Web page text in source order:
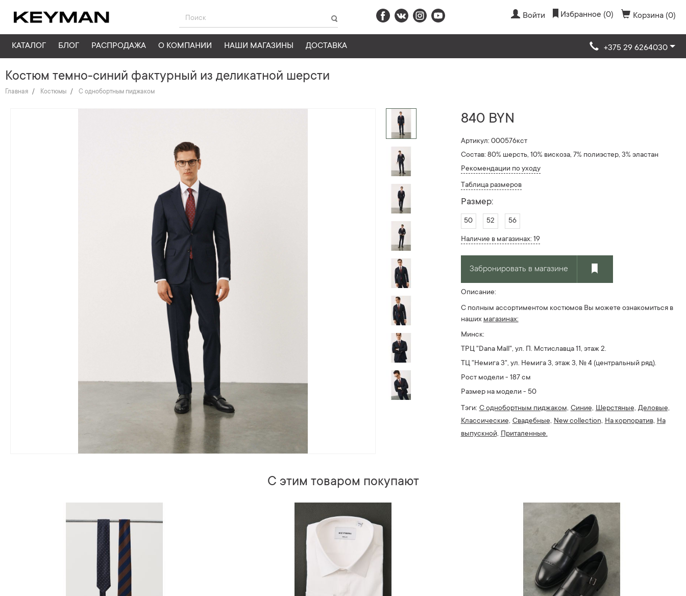
Войти Избранное (0) Корзина (0)
КАТАЛОГ О КОМПАНИИ НАШИ МАГАЗИНЫ ДОСТАВКА
РАСПРОДАЖА
БЛОГ +375 29 6264030
Костюм темно-синий фактурный из деликатной шерсти
Главная Костюмы С однобортным пиджаком
840 BYN
Артикул: 000576кст
Состав: 80% шерсть, 10% вискоза, 7% полиэстер, 3% эластан
Рекомендации по уходу
Таблица размеров
Размер:
50 52 56
Наличие в магазинах: 19
Забронировать в магазине
Описание:
С полным ассортиментом костюмов Вы можете ознакомиться в
наших магазинах:
Минск:
ТРЦ "Dana Mall", ул. П. Мстиславца 11, этаж 2.
ТЦ "Немига 3", ул. Немига 3, этаж 3, № 4 (центральный ряд).
Рост модели - 187 см
Размер на модели - 50
Тэги: С однобортным пиджаком, Синие, Шерстяные, Деловые,
Классические, Свадебные, New collection, На корпоратив, На
выпускной, Приталенные.
С этим товаром покупают